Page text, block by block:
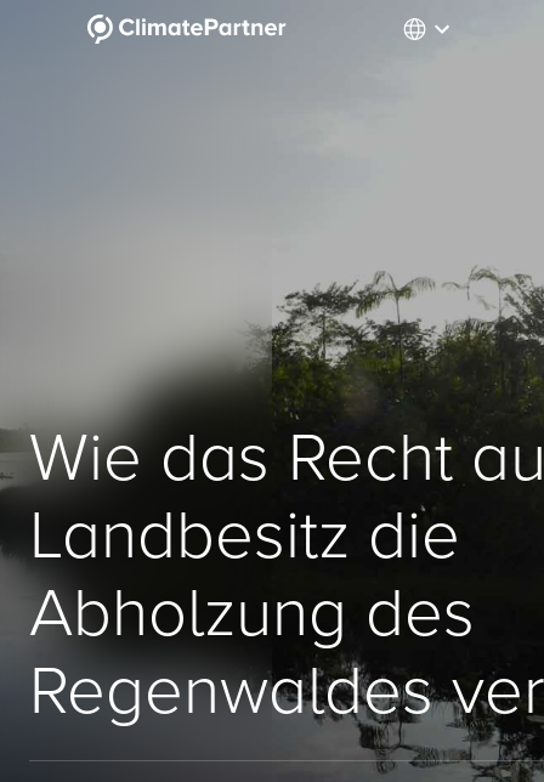
Wie das Recht
Landbesitz die
Abholzung des
Regenwaldes